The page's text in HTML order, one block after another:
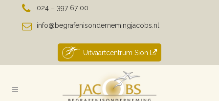
024 – 397 67 00
info@begrafenisondernemingjacobs.nl
Uitvaartcentrum Sion